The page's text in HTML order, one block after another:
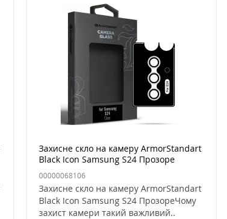
Захисне скло на камеру ArmorStandart
Black Icon Samsung S24 Прозоре
00000068106
Захисне скло на камеру ArmorStandart
Black Icon Samsung S24 ПрозореЧому
захист камери такий важливий..